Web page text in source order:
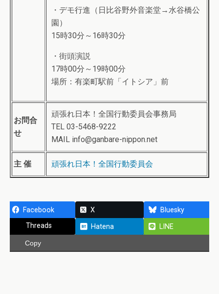
・デモ行進（日比谷野外音楽堂→水谷橋公
園）
15時30分～16時30分
・街頭演説
17時00分～19時00分
場所：有楽町駅前「イトシア」前
お問合
せ
頑張れ日本！全国行動委員会事務局
TEL 03-5468-9222
MAIL info@ganbare-nippon.net
主 催 頑張れ日本！全国行動委員会
Facebook X
Bluesky
Threads
Hatena LINE
Copy